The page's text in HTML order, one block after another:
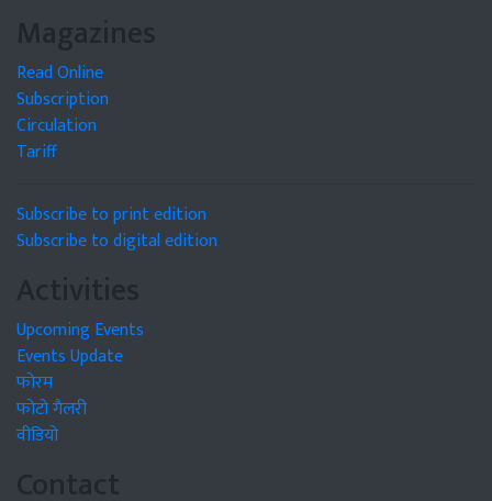
Magazines
Read Online
Subscription
Circulation
Tariff
Subscribe to print edition
Subscribe to digital edition
Activities
Upcoming Events
Events Update
फोरम
फोटो गैलरी
वीडियो
Contact